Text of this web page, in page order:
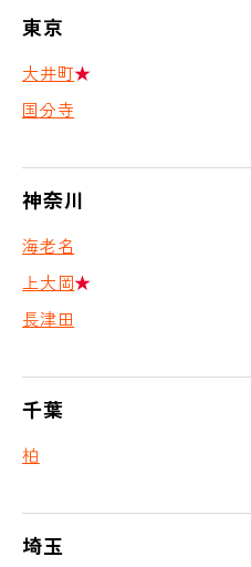
東京
大井町★
国分寺
神奈川
海老名
上大岡★
長津田
千葉
柏
埼玉